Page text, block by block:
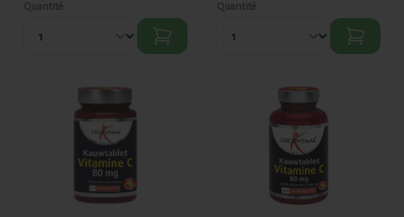
Quantité Quantité
Lucovitaal
Vitamine C
80 mg, 200
comprimés à
croquer
Lucovitaal
Vitamine C
80 mg, 800
comprimés à
croquer